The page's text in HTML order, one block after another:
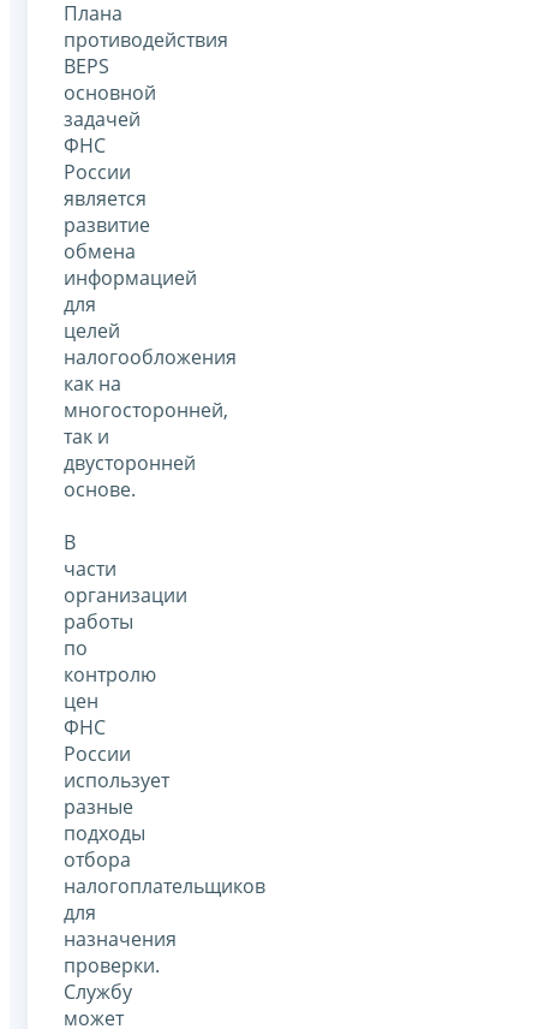
Плана
противодействия
BEPS
основной
задачей
ФНС
России
является
развитие
обмена
информацией
для
целей
налогообложения
как на
многосторонней,
так и
двусторонней
основе.
В
части
организации
работы
по
контролю
цен
ФНС
России
использует
разные
подходы
отбора
налогоплательщиков
для
назначения
проверки.
Службу
может